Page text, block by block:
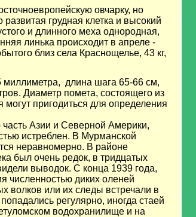
овчарку, но
грудная клетка и высокий
и длинного меха однородная,
линька происходит в апреле -
близ села Краснощелье, 43 кг,
миллиметра, длина шага 65-66 см,
Диаметр помета, состоящего из
пригодиться для определения
Азии и Северной Америки,
истреблен. В Мурманской
неравномерно. В районе
был очень редок, в тридцатых
выводок. С конца 1939 года,
численностью диких оленей
волков или их следы встречали в
регулярно, иногда стаей
водохранилище и на